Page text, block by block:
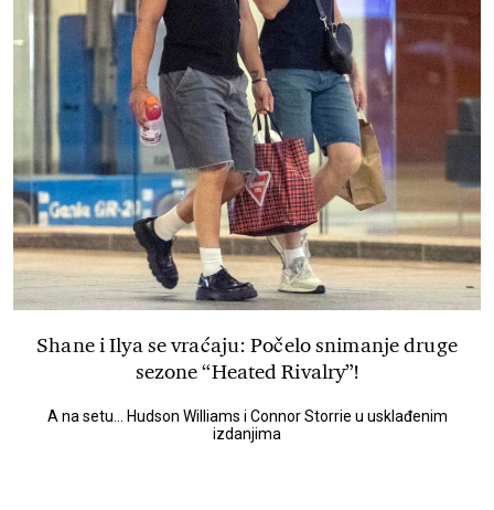
Shane i Ilya se vraćaju: Počelo snimanje druge
sezone “Heated Rivalry”!
A na setu... Hudson Williams i Connor Storrie u usklađenim
izdanjima